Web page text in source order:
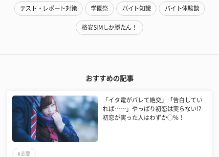
テスト・レポート対策 学園祭 バイト知識 バイト体験談
格安SIMしか勝たん！
おすすめの記事
「イタ電がバレて絶交」「告白してい
れば……」やっぱり初恋は実らない!?
初恋が実った人はわずか◯%！
#恋愛